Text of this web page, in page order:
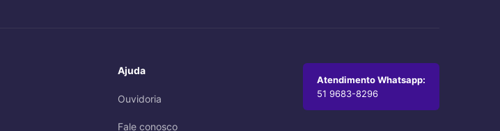
Ajuda
Ouvidoria
Fale conosco
Atendimento Whatsapp:
51 9683-8296